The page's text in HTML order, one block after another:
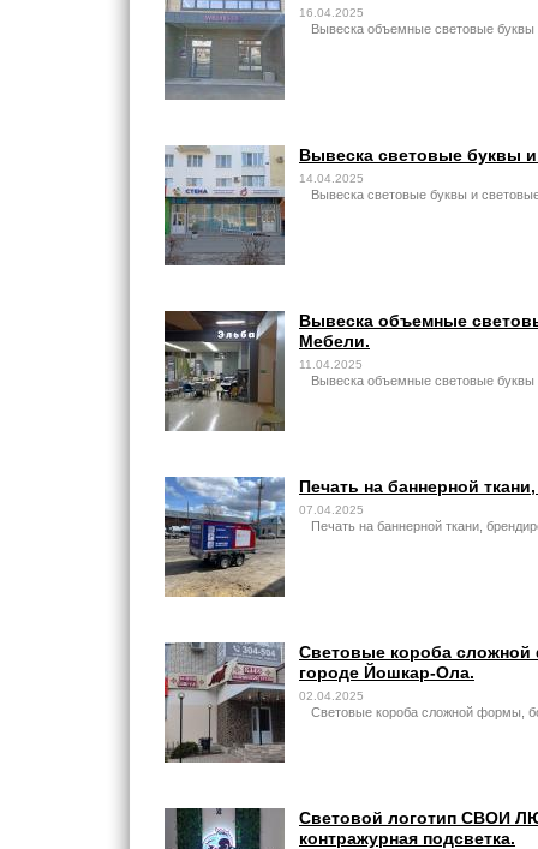
16.04.2025
Вывеска объемные световые буквы
Вывеска световые буквы
14.04.2025
Вывеска световые буквы и
Вывеска объемные
Мебели.
11.04.2025
Вывеска объемные световые буквы
Печать на баннерной
07.04.2025
Печать на баннерной ткани,
Световые короба сложной
городе Йошкар-Ола.
02.04.2025
Световые короба сложной формы,
Световой логотип СВОИ
контражурная подсветка.